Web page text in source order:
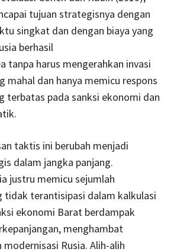
tujuan strategisnya dengan
singkat dan dengan biaya yang
berhasil
tanpa harus mengerahkan invasi
mahal dan hanya memicu respons
terbatas pada sanksi ekonomi dan
taktis ini berubah menjadi
dalam jangka panjang.
justru memicu sejumlah
tidak terantisipasi dalam kalkulasi
ekonomi Barat berdampak
menghambat
Rusia. Alih-alih